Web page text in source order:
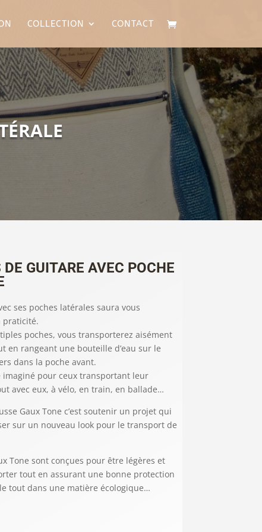
COLLECTION CONTACT
DE GUITARE AVEC POCHE
ses poches latérales saura vous
praticité.
poches, vous transporterez aisément
en rangeant une bouteille d’eau sur le
dans la poche avant.
imaginé pour ceux transportant leur
avec eux, à vélo, en train, en ballade…
Gaux Tone c’est soutenir un projet qui
sur un nouveau look pour le transport de
Tone sont conçues pour être légères et
tout en assurant une bonne protection
tout dans une matière écologique…